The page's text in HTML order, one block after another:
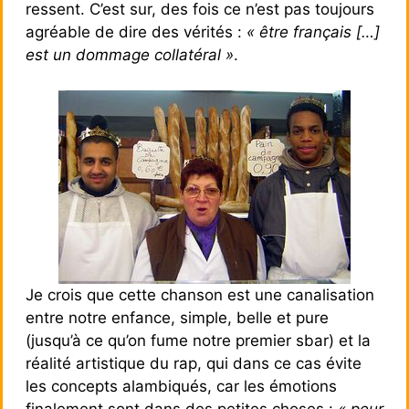
ressent. C’est sur, des fois ce n’est pas toujours
agréable de dire des vérités : « être français […]
est un dommage collatéral ».
Je crois que cette chanson est une canalisation
entre notre enfance, simple, belle et pure
(jusqu’à ce qu’on fume notre premier sbar) et la
réalité artistique du rap, qui dans ce cas évite
les concepts alambiqués, car les émotions